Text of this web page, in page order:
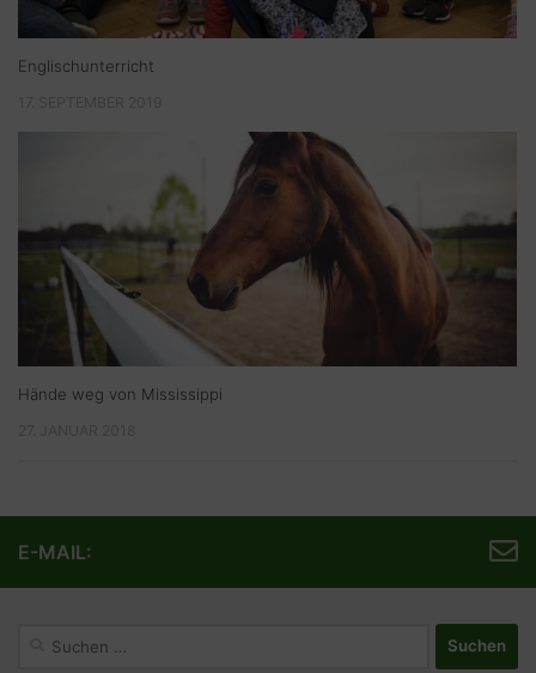
Englischunterricht
Hände weg von Mississippi
E-MAIL: